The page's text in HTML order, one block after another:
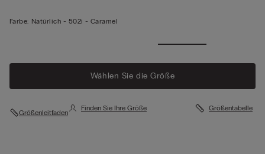
Farbe: Natürlich - 502i - Caramel
Wählen Sie die Größe
Größenleitfaden
Finden Sie Ihre Größe Größentabelle